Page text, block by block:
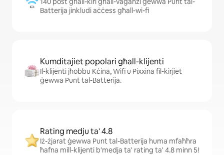
Batterija jinkludi aċċess għall-wi-fi
Kumditajiet popolari għall-klijenti
Il-klijenti jħobbu Kċina, Wifi u Pixxina fil-kirjiet
ġewwa Punt tal-Batterija.
Rating medju ta' 4.8
Iż-żjarat ġewwa Punt tal-Batterija huma mfaħħra
ħafna mill-klijenti b'medja ta' rating ta' 4.8 minn 5!